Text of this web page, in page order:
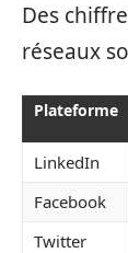
Des
réseaux
Plateforme
LinkedIn
Facebook
Twitter